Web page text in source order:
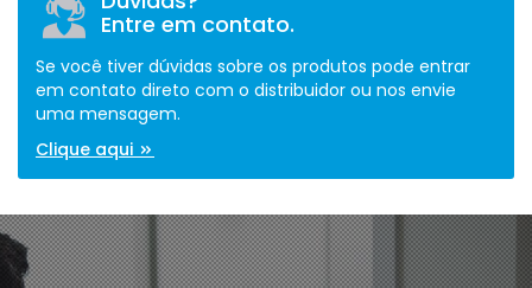
Entre em contato.
Se você tiver dúvidas sobre os produtos pode entrar
em contato direto com o distribuidor ou nos envie
uma mensagem.
Clique aqui